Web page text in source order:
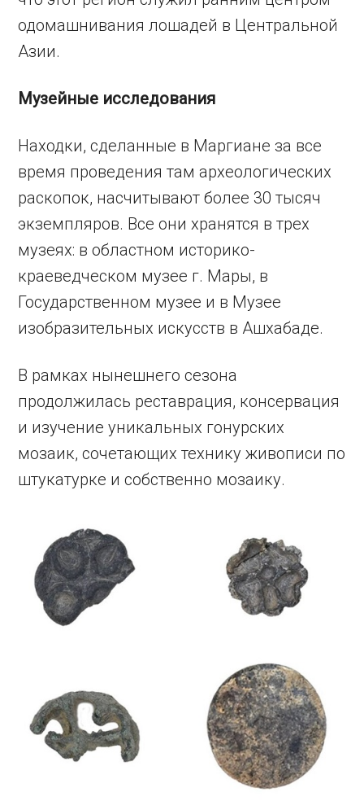
одомашнивания лошадей в Центральной
Азии.
Музейные исследования
Находки, сделанные в Маргиане за все
время проведения там археологических
раскопок, насчитывают более 30 тысяч
экземпляров. Все они хранятся в трех
музеях: в областном историко-
краеведческом музее г. Мары, в
Государственном музее и в Музее
изобразительных искусств в Ашхабаде.
В рамках нынешнего сезона
продолжилась реставрация, консервация
и изучение уникальных гонурских
мозаик, сочетающих технику живописи по
штукатурке и собственно мозаику.